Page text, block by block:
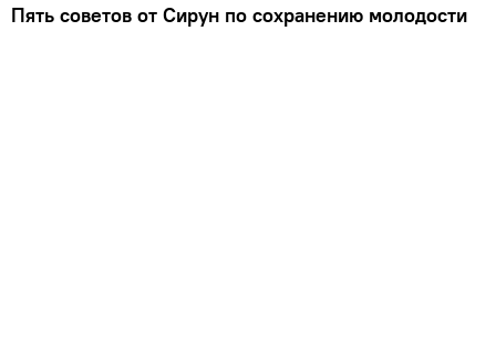
Пять советов от Сирун по сохранению молодости